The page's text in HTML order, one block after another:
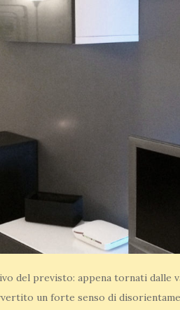
del previsto: appena tornati
un forte senso di